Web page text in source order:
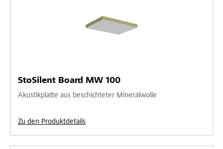
StoSilent Board MW 100
Akustikplatte aus beschichteter Mineralwolle
Zu den Produktdetails